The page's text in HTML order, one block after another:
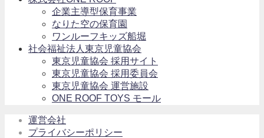
企業主導型保育事業
なりた空の保育園
ワンルーフキッズ船堀
社会福祉法人東京児童協会
東京児童協会 採用サイト
東京児童協会 採用委員会
東京児童協会 運営施設
ONE ROOF TOYS モール
運営会社
プライバシーポリシー